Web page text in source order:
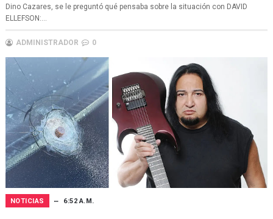
Dino Cazares, se le preguntó qué pensaba sobre la situación con DAVID
ELLEFSON:...
ADMINISTRADOR 0
NOTICIAS 6:52 A.M.